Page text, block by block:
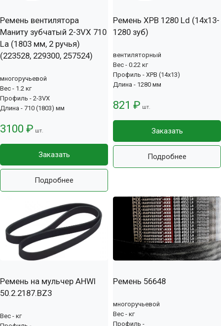
Ремень вентилятора
Маниту зубчатый 2-3VX 710
La (1803 мм, 2 ручья)
(223528, 229300, 257524)
многоручьевой
Вес - 1.2 кг
Профиль - 2-3VX
Длина - 710 (1803) мм
3100 ₽ шт.
Заказать
Подробнее
Ремень XPB 1280 Ld (14х13-
1280 зуб)
вентиляторный
Вес - 0.22 кг
Профиль - XPB (14x13)
Длина - 1280 мм
821 ₽ шт.
Заказать
Подробнее
Ремень на мульчер AHWI
50.2.2187.BZ3
Вес - кг
Ремень 56648
многоручьевой
Вес - кг
Профиль -